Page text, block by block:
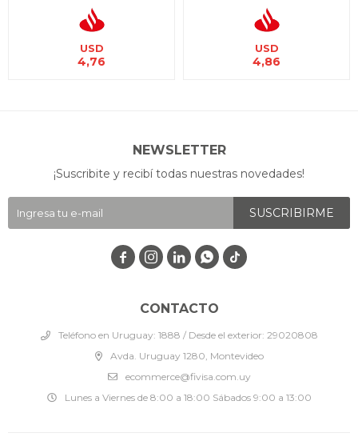
USD
4,76
USD
4,86
CONTACTO
Teléfono en Uruguay: 1888 / Desde el exterior: 29020808
Avda. Uruguay 1280, Montevideo
ecommerce@fivisa.com.uy
Lunes a Viernes de 8:00 a 18:00 Sábados 9:00 a 13:00
NEWSLETTER
¡Suscribite y recibí todas nuestras novedades!
SUSCRIBIRME
   